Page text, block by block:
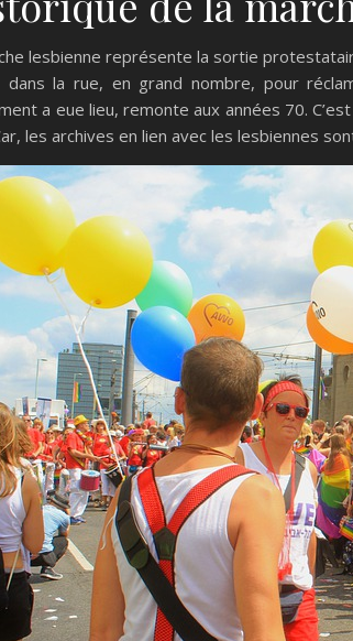
lesbienne représente la sortie
la rue, en grand nombre, pour
a eue lieu, remonte aux années 70.
les archives en lien avec les lesbiennes